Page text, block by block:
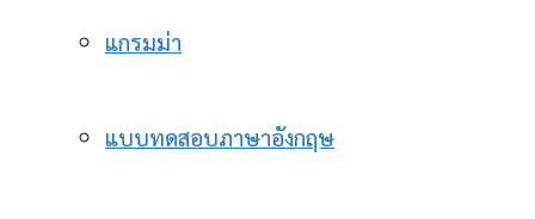
แกรมม่า
แบบทดสอบภาษาอังกฤษ